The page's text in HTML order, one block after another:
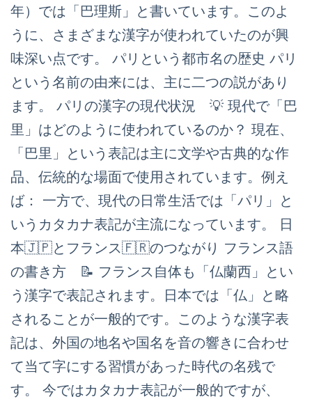
年）では「巴理斯」と書いています。このよ
うに、さまざまな漢字が使われていたのが興
味深い点です。 パリという都市名の歴史 パリ
という名前の由来には、主に二つの説があり
ます。 パリの漢字の現代状況 💡 現代で「巴
里」はどのように使われているのか？ 現在、
「巴里」という表記は主に文学や古典的な作
品、伝統的な場面で使用されています。例え
ば： 一方で、現代の日常生活では「パリ」と
いうカタカナ表記が主流になっています。 日
本🇯🇵とフランス🇫🇷のつながり フランス語
の書き方 📝 フランス自体も「仏蘭西」とい
う漢字で表記されます。日本では「仏」と略
されることが一般的です。このような漢字表
記は、外国の地名や国名を音の響きに合わせ
て当て字にする習慣があった時代の名残で
す。 今ではカタカナ表記が一般的ですが、